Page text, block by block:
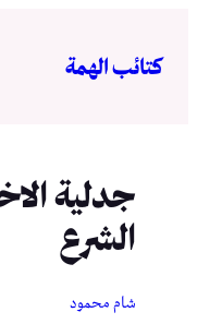
المحتوى
كتائب الهمة
جدلية
الشرع
شام محمود